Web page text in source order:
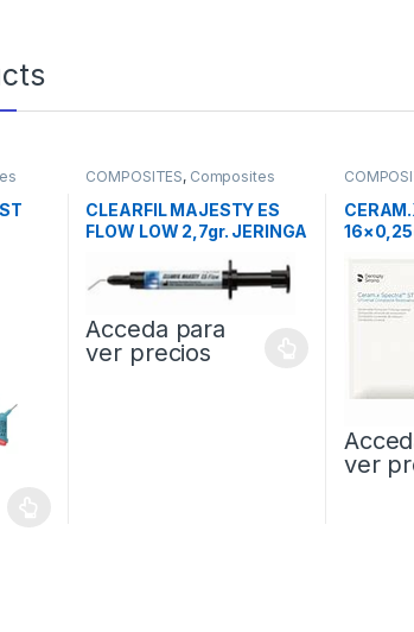
COMPOSITES, Composites
CLEARFIL MAJESTY ES
FLOW LOW 2,7gr. JERINGA
Acceda para
ver precios
ver